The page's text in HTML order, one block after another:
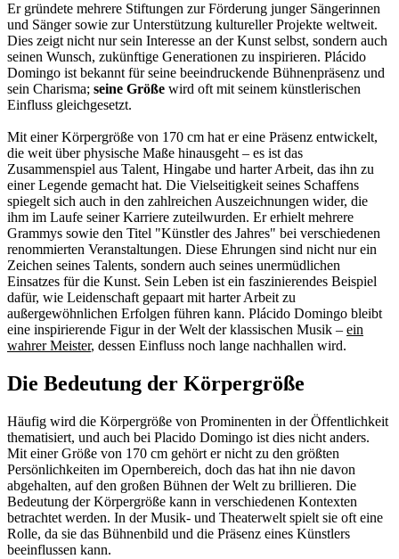
Er gründete mehrere Stiftungen zur Förderung junger Sängerinnen
und Sänger sowie zur Unterstützung kultureller Projekte weltweit.
Dies zeigt nicht nur sein Interesse an der Kunst selbst, sondern auch
seinen Wunsch, zukünftige Generationen zu inspirieren. Plácido
Domingo ist bekannt für seine beeindruckende Bühnenpräsenz und
sein Charisma; seine Größe wird oft mit seinem künstlerischen
Einfluss gleichgesetzt.
Mit einer Körpergröße von 170 cm hat er eine Präsenz entwickelt,
die weit über physische Maße hinausgeht – es ist das
Zusammenspiel aus Talent, Hingabe und harter Arbeit, das ihn zu
einer Legende gemacht hat. Die Vielseitigkeit seines Schaffens
spiegelt sich auch in den zahlreichen Auszeichnungen wider, die
ihm im Laufe seiner Karriere zuteilwurden. Er erhielt mehrere
Grammys sowie den Titel "Künstler des Jahres" bei verschiedenen
renommierten Veranstaltungen. Diese Ehrungen sind nicht nur ein
Zeichen seines Talents, sondern auch seines unermüdlichen
Einsatzes für die Kunst. Sein Leben ist ein faszinierendes Beispiel
dafür, wie Leidenschaft gepaart mit harter Arbeit zu
außergewöhnlichen Erfolgen führen kann. Plácido Domingo bleibt
eine inspirierende Figur in der Welt der klassischen Musik – ein
wahrer Meister, dessen Einfluss noch lange nachhallen wird.
Die Bedeutung der Körpergröße
Häufig wird die Körpergröße von Prominenten in der Öffentlichkeit
thematisiert, und auch bei Placido Domingo ist dies nicht anders.
Mit einer Größe von 170 cm gehört er nicht zu den größten
Persönlichkeiten im Opernbereich, doch das hat ihn nie davon
abgehalten, auf den großen Bühnen der Welt zu brillieren. Die
Bedeutung der Körpergröße kann in verschiedenen Kontexten
betrachtet werden. In der Musik- und Theaterwelt spielt sie oft eine
Rolle, da sie das Bühnenbild und die Präsenz eines Künstlers
beeinflussen kann.